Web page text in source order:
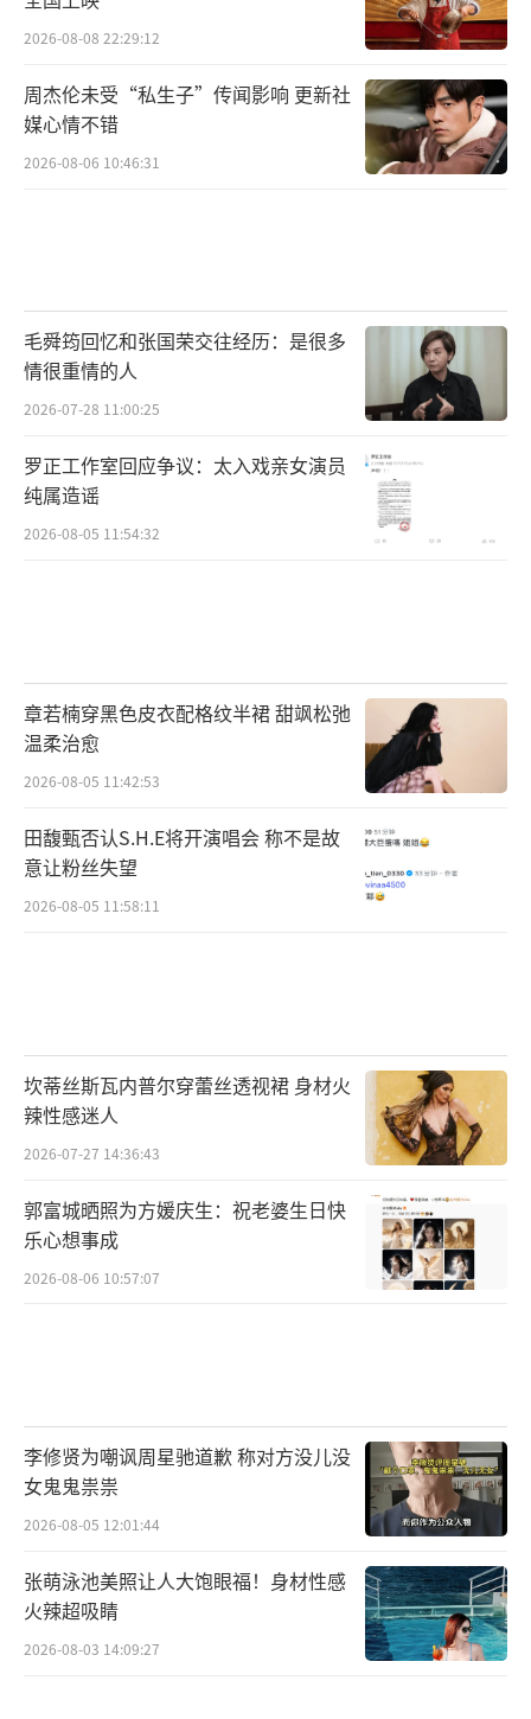
2026-08-08 22:29:12
周杰伦未受“私生子”传闻影响 更新社
媒心情不错
2026-08-06 10:46:31
毛舜筠回忆和张国荣交往经历：是很多
情很重情的人
2026-07-28 11:00:25
罗正工作室回应争议：太入戏亲女演员
纯属造谣
2026-08-05 11:54:32
章若楠穿黑色皮衣配格纹半裙 甜飒松弛
温柔治愈
2026-08-05 11:42:53
田馥甄否认S.H.E将开演唱会 称不是故
意让粉丝失望
2026-08-05 11:58:11
坎蒂丝斯瓦内普尔穿蕾丝透视裙 身材火
辣性感迷人
2026-07-27 14:36:43
郭富城晒照为方媛庆生：祝老婆生日快
乐心想事成
2026-08-06 10:57:07
李修贤为嘲讽周星驰道歉 称对方没儿没
女鬼鬼祟祟
2026-08-05 12:01:44
张萌泳池美照让人大饱眼福！身材性感
火辣超吸睛
2026-08-03 14:09:27